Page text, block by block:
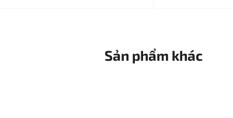
Sản phẩm khác